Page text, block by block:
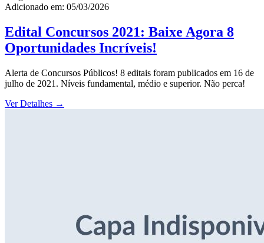
Adicionado em: 05/03/2026
Edital Concursos 2021: Baixe Agora 8
Oportunidades Incríveis!
Alerta de Concursos Públicos! 8 editais foram publicados em 16 de
julho de 2021. Níveis fundamental, médio e superior. Não perca!
Ver Detalhes →